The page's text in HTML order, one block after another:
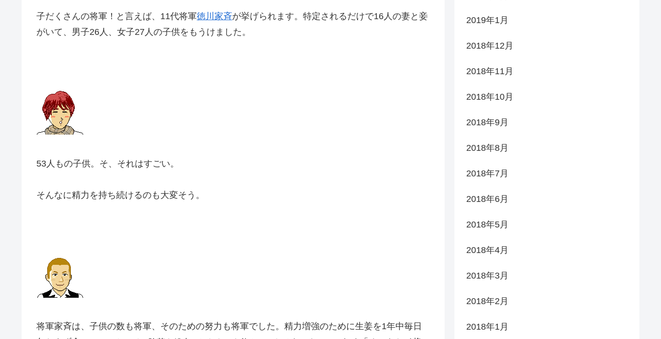
子だくさんの将軍！と言えば、 11代将軍徳川家斉が挙げられます。特定されるだけで16人の妻と妾
がいて、男子26人、 女子27人の子供をもうけました。
53人もの子供。そ、それはすごい。
そんなに精力を持ち続けるのも大変そう。
将軍家斉は、子供の数も将軍、そのための努力も将軍でした。精力増強のために生姜を1年中毎日
2019年1月
2018年12月
2018年11月
2018年10月
2018年9月
2018年8月
2018年7月
2018年6月
2018年5月
2018年4月
2018年3月
2018年2月
2018年1月